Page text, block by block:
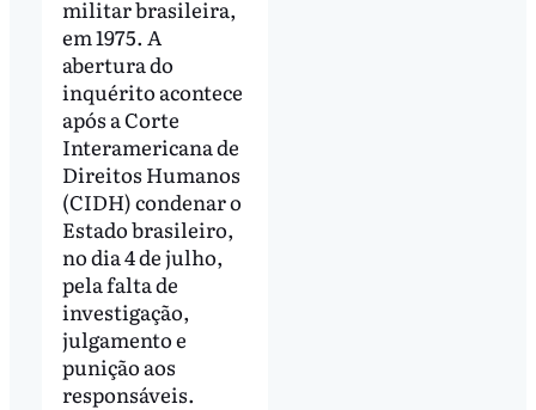
militar brasileira,
em 1975. A
abertura do
inquérito acontece
após a Corte
Interamericana de
Direitos Humanos
(CIDH) condenar o
Estado brasileiro,
no dia 4 de julho,
pela falta de
investigação,
julgamento e
punição aos
responsáveis.